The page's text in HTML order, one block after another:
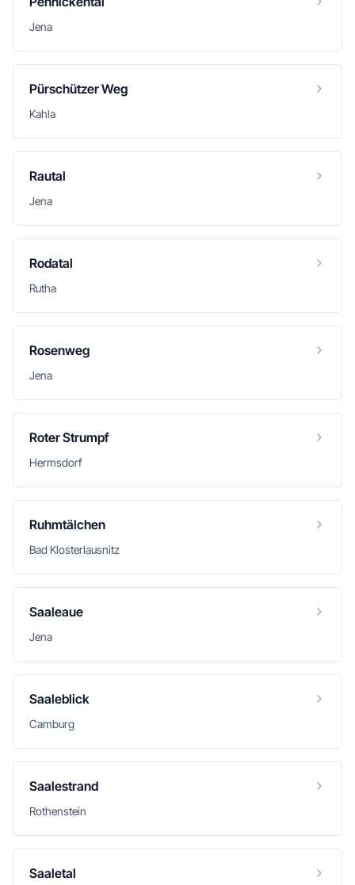
Jena
Pürschützer Weg
Kahla
Rautal
Jena
Rodatal
Rutha
Rosenweg
Jena
Roter Strumpf
Hermsdorf
Ruhmtälchen
Bad Klosterlausnitz
Saaleaue
Jena
Saaleblick
Camburg
Saalestrand
Rothenstein
Saaletal